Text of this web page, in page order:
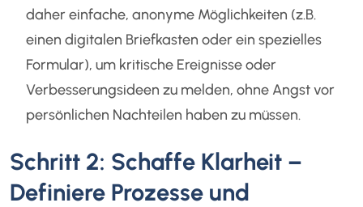
daher einfache, anonyme Möglichkeiten (z.B.
einen digitalen Briefkasten oder ein spezielles
Formular), um kritische Ereignisse oder
Verbesserungsideen zu melden, ohne Angst vor
persönlichen Nachteilen haben zu müssen.
Schritt 2: Schaffe Klarheit –
Definiere Prozesse und